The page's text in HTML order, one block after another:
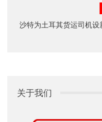
沙特为土耳其货运司机
关于我们